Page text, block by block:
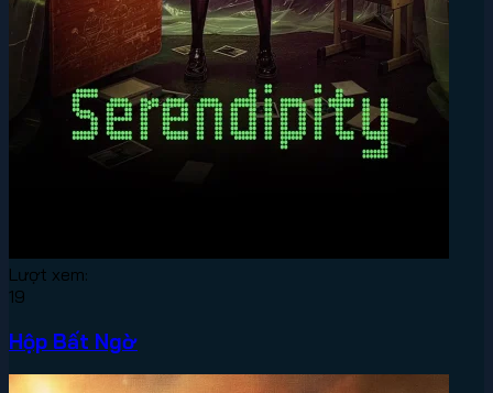
Lượt xem:
19
Hộp Bất Ngờ